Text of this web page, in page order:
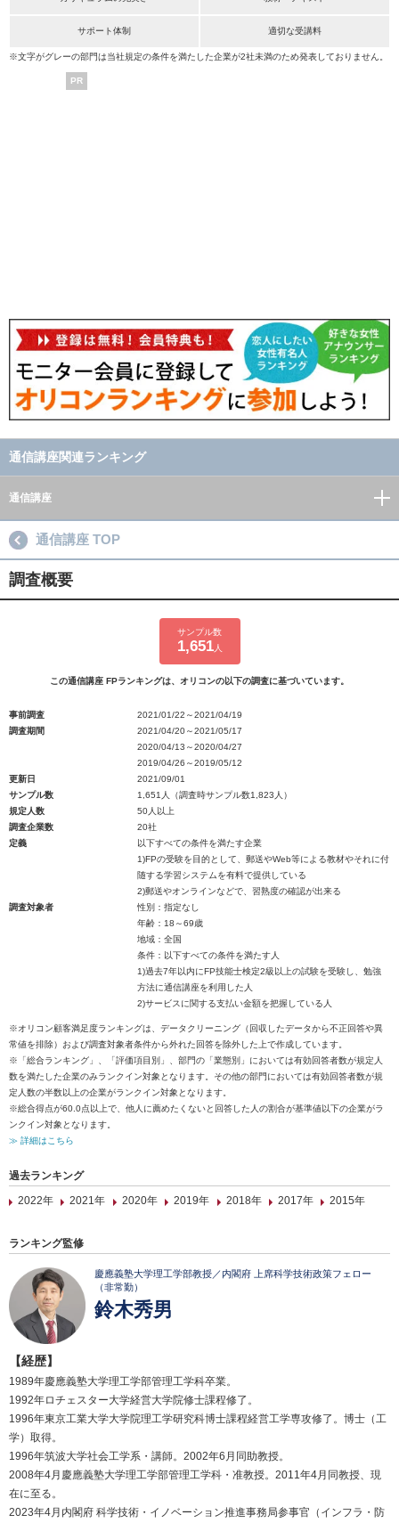
サポート体制 適切な受講料
※文字がグレーの部門は当社規定の条件を満たした企業が2社未満のため発表しておりません。
PR
通信講座関連ランキング
通信講座
通信講座 TOP
調査概要
サンプル数
1,651人
この通信講座 FPランキングは、オリコンの以下の調査に基づいています。
事前調査
2021/01/22～2021/04/19
調査期間
2021/04/20～2021/05/17
2020/04/13～2020/04/27
2019/04/26～2019/05/12
更新日
2021/09/01
サンプル数
1,651人（調査時サンプル数1,823人）
規定人数
50人以上
調査企業数
20社
定義
以下すべての条件を満たす企業
1)FPの受験を目的として、郵送やWeb等による教材やそれに付
随する学習システムを有料で提供している
2)郵送やオンラインなどで、習熟度の確認が出来る
調査対象者
性別：指定なし
年齢：18～69歳
地域：全国
条件：以下すべての条件を満たす人
1)過去7年以内にFP技能士検定2級以上の試験を受験し、勉強
方法に通信講座を利用した人
2)サービスに関する支払い金額を把握している人
※オリコン顧客満足度ランキングは、データクリーニング（回収したデータから不正回答や異
常値を排除）および調査対象者条件から外れた回答を除外した上で作成しています。
※「総合ランキング」、「評価項目別」、部門の「業態別」においては有効回答者数が規定人
数を満たした企業のみランクイン対象となります。その他の部門においては有効回答者数が規
定人数の半数以上の企業がランクイン対象となります。
※総合得点が60.0点以上で、他人に薦めたくないと回答した人の割合が基準値以下の企業がラ
ンクイン対象となります。
≫ 詳細はこちら
過去ランキング
2022年
2021年 2020年 2019年 2018年 2017年 2015年
ランキング監修
慶應義塾大学理工学部教授／内閣府 上席科学技術政策フェロー
（非常勤）
鈴木秀男
【経歴】
1989年慶應義塾大学理工学部管理工学科卒業。
1992年ロチェスター大学経営大学院修士課程修了。
1996年東京工業大学大学院理工学研究科博士課程経営工学専攻修了。博士（工
学）取得。
1996年筑波大学社会工学系・講師。2002年6月同助教授。
2008年4月慶應義塾大学理工学部管理工学科・准教授。2011年4月同教授、現
在に至る。
2023年4月内閣府 科学技術・イノベーション推進事務局参事官（インフラ・防